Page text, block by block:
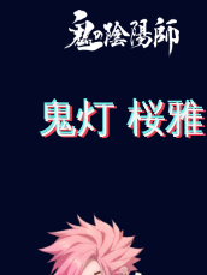
鬼灯 桜雅